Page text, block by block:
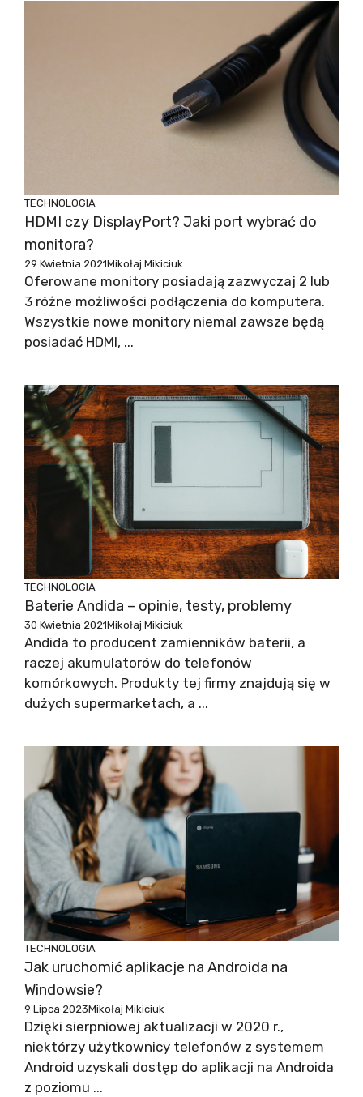
TECHNOLOGIA
HDMI czy DisplayPort? Jaki port wybrać do
monitora?
29 Kwietnia 2021Mikołaj Mikiciuk
Oferowane monitory posiadają zazwyczaj 2 lub
3 różne możliwości podłączenia do komputera.
Wszystkie nowe monitory niemal zawsze będą
posiadać HDMI, ...
TECHNOLOGIA
Baterie Andida – opinie, testy, problemy
30 Kwietnia 2021Mikołaj Mikiciuk
Andida to producent zamienników baterii, a
raczej akumulatorów do telefonów
komórkowych. Produkty tej firmy znajdują się w
dużych supermarketach, a ...
TECHNOLOGIA
Jak uruchomić aplikacje na Androida na
Windowsie?
9 Lipca 2023Mikołaj Mikiciuk
Dzięki sierpniowej aktualizacji w 2020 r.,
niektórzy użytkownicy telefonów z systemem
Android uzyskali dostęp do aplikacji na Androida
z poziomu ...